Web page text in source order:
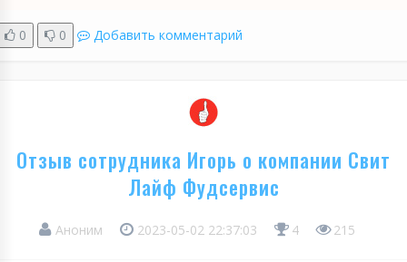
0 0 Добавить комментарий
Отзыв сотрудника Игорь о компании Свит
Лайф Фудсервис
Аноним 2023-05-02 22:37:03 4 215